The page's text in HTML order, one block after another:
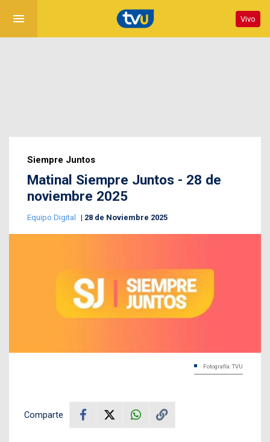
menu Vivo
Siempre Juntos
Matinal Siempre Juntos - 28 de
noviembre 2025
Equipo Digital 28 de Noviembre 2025
Fotografía: TVU
Comparte